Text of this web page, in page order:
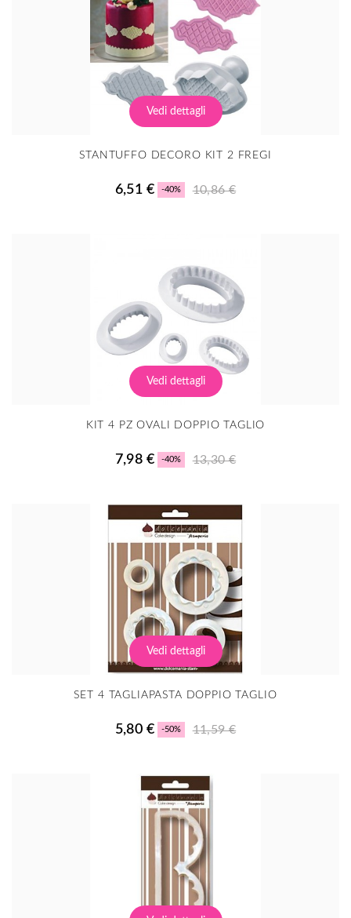
Vedi dettagli
STANTUFFO DECORO KIT 2 FREGI
6,51 € -40% 10,86 €
Vedi dettagli
KIT 4 PZ OVALI DOPPIO TAGLIO
7,98 € -40% 13,30 €
Vedi dettagli
SET 4 TAGLIAPASTA DOPPIO TAGLIO
5,80 € -50% 11,59 €